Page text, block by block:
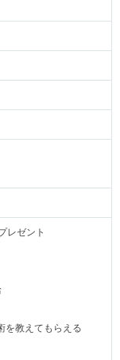
レゼント
を教えてもらえる